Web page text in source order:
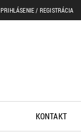
PRIHLÁSENIE / REGISTRÁCIA
KONTAKT